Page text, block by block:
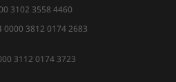
3102 3558 4460
0000 3812 0174 2683
3112 0174 3723